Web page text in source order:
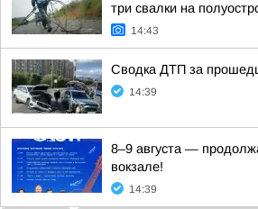
три свалки на
14:43
Сводка ДТП за
14:39
8–9 августа —
вокзале!
14:39